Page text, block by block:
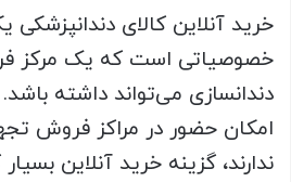
خرید آنلاین کالای دندانپزشکی
خصوصیاتی است که یک مرکز
دندانسازی می‌تواند داشته
امکان حضور در مراکز فروش
ندارند، گزینه خرید آنلاین